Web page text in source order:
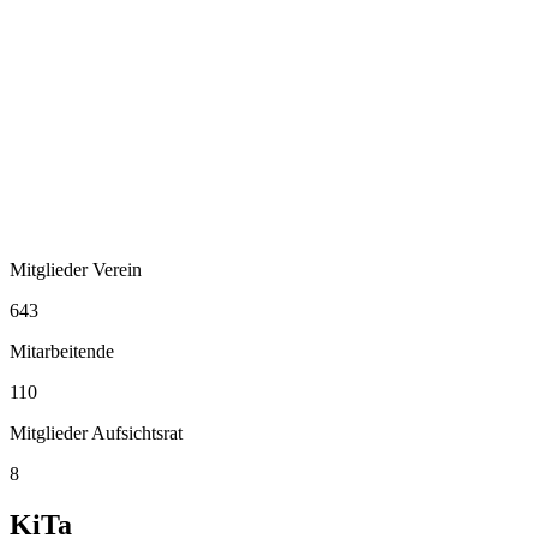
Mitglieder Verein
643
Mitarbeitende
110
Mitglieder Aufsichtsrat
8
KiTa